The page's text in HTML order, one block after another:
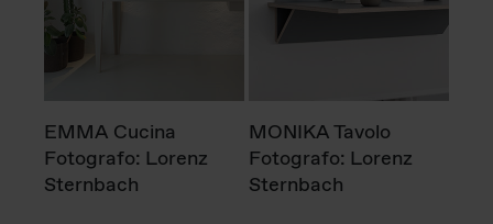
EMMA Cucina
Fotografo: Lorenz
Sternbach
MONIKA Tavolo
Fotografo: Lorenz
Sternbach